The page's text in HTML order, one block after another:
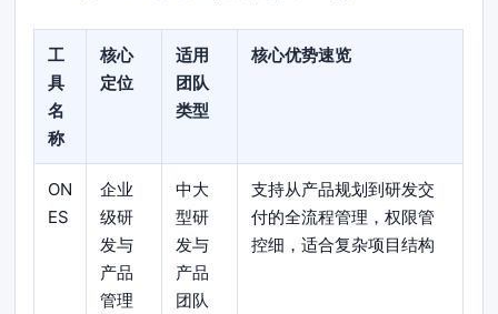
工
具
名
称
核心
定位
适用
团队
类型
核心优势速览
ON
ES
企业
级研
发与
产品
管理
中大
型研
发与
产品
团队
支持从产品规划到研发交
付的全流程管理，权限管
控细，适合复杂项目结构